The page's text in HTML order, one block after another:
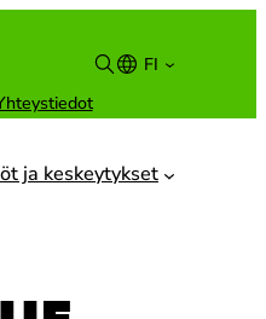
FI
Suomi
ja keskeytykset